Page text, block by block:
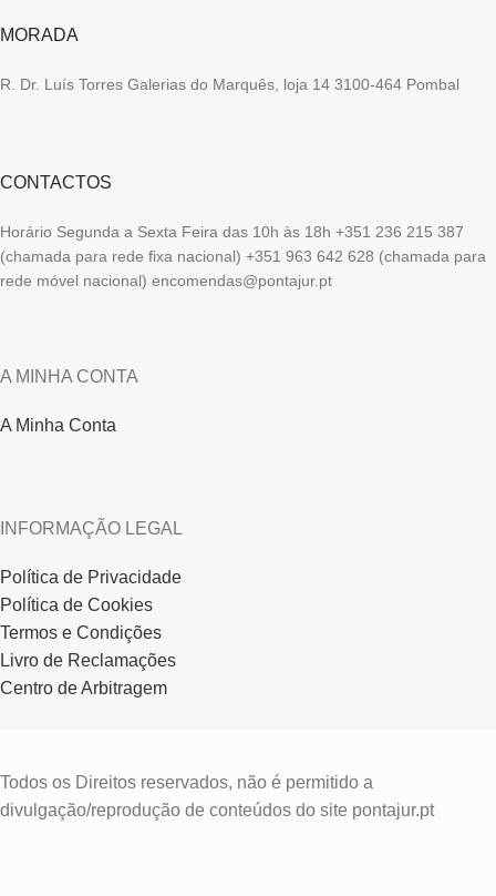
MORADA
R. Dr. Luís Torres Galerias do Marquês, loja 14 3100-464 Pombal
CONTACTOS
Horário Segunda a Sexta Feira das 10h às 18h +351 236 215 387
(chamada para rede fixa nacional) +351 963 642 628 (chamada para
rede móvel nacional) encomendas@pontajur.pt
A MINHA CONTA
A Minha Conta
INFORMAÇÃO LEGAL
Política de Privacidade
Política de Cookies
Termos e Condições
Livro de Reclamações
Centro de Arbitragem
Todos os Direitos reservados, não é permitido a
divulgação/reprodução de conteúdos do site pontajur.pt